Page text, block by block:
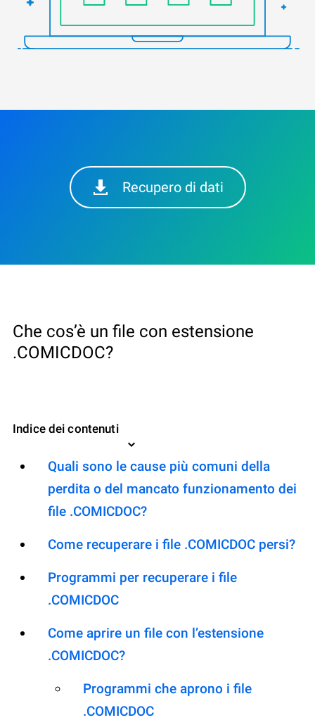
Recupero di dati
Che cos’è un file con estensione
.COMICDOC?
Indice dei contenuti
Quali sono le cause più comuni della
perdita o del mancato funzionamento dei
file .COMICDOC?
Come recuperare i file .COMICDOC persi?
Programmi per recuperare i file
.COMICDOC
Come aprire un file con l’estensione
.COMICDOC?
Programmi che aprono i file
.COMICDOC